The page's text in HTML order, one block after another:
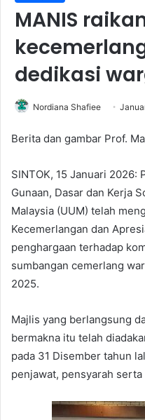
MANIS
dedikasi
Nordiana Shafiee
Berita dan gambar Prof.
SINTOK, 15 Januari 2026:
Gunaan, Dasar dan Kerja
Malaysia (UUM) telah
Kecemerlangan dan
penghargaan terhadap
sumbangan cemerlang
2025.
Majlis yang berlangsung
bermakna itu telah
pada 31 Disember tahun
penjawat, pensyarah